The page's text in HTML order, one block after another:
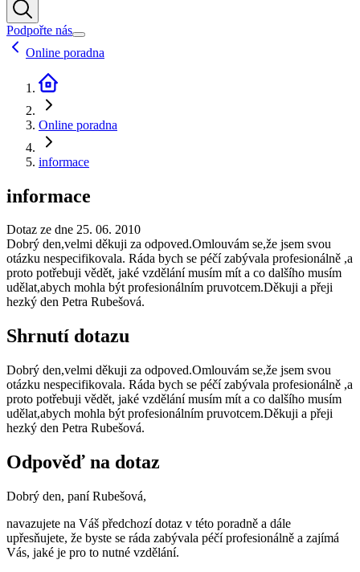
Podpořte nás
Online poradna
Online poradna
informace
informace
Dotaz ze dne 25. 06. 2010
Dobrý den,velmi děkuji za odpoved.Omlouvám se,že jsem svou
otázku nespecifikovala. Ráda bych se péčí zabývala profesionálně ,a
proto potřebuji vědět, jaké vzdělání musím mít a co dalšího musím
udělat,abych mohla být profesionálním pruvotcem.Děkuji a přeji
hezký den Petra Rubešová.
Shrnutí dotazu
Dobrý den,velmi děkuji za odpoved.Omlouvám se,že jsem svou
otázku nespecifikovala. Ráda bych se péčí zabývala profesionálně ,a
proto potřebuji vědět, jaké vzdělání musím mít a co dalšího musím
udělat,abych mohla být profesionálním pruvotcem.Děkuji a přeji
hezký den Petra Rubešová.
Odpověď na dotaz
Dobrý den, paní Rubešová,
navazujete na Váš předchozí dotaz v této poradně a dále
upřesňujete, že byste se ráda zabývala péčí profesionálně a zajímá
Vás, jaké je pro to nutné vzdělání.